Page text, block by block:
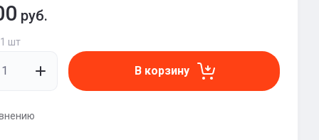
руб.
шт
В корзину